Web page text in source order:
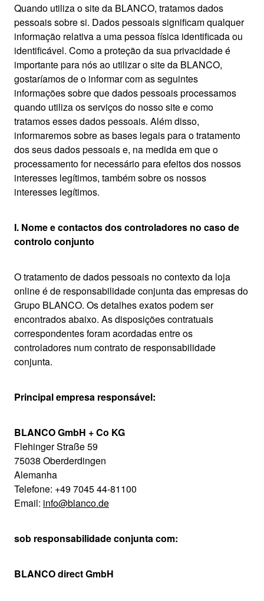
Quando utiliza o site da BLANCO, tratamos dados
pessoais sobre si. Dados pessoais significam qualquer
informação relativa a uma pessoa física identificada ou
identificável. Como a proteção da sua privacidade é
importante para nós ao utilizar o site da BLANCO,
gostaríamos de o informar com as seguintes
informações sobre que dados pessoais processamos
quando utiliza os serviços do nosso site e como
tratamos esses dados pessoais. Além disso,
informaremos sobre as bases legais para o tratamento
dos seus dados pessoais e, na medida em que o
processamento for necessário para efeitos dos nossos
interesses legítimos, também sobre os nossos
interesses legítimos.
I. Nome e contactos dos controladores no caso de
controlo conjunto
O tratamento de dados pessoais no contexto da loja
online é de responsabilidade conjunta das empresas do
Grupo BLANCO. Os detalhes exatos podem ser
encontrados abaixo. As disposições contratuais
correspondentes foram acordadas entre os
controladores num contrato de responsabilidade
conjunta.
Principal empresa responsável:
BLANCO GmbH + Co KG
Flehinger Straße 59
75038 Oberderdingen
Alemanha
Telefone: +49 7045 44-81100
Email: info@blanco.de
sob responsabilidade conjunta com:
BLANCO direct GmbH